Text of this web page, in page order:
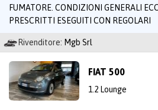
FUMATORE. CONDIZIONI GENERALI
PRESCRITTI ESEGUITI CON REGOLARI
Rivenditore: Mgb Srl
FIAT 500
1.2 Lounge